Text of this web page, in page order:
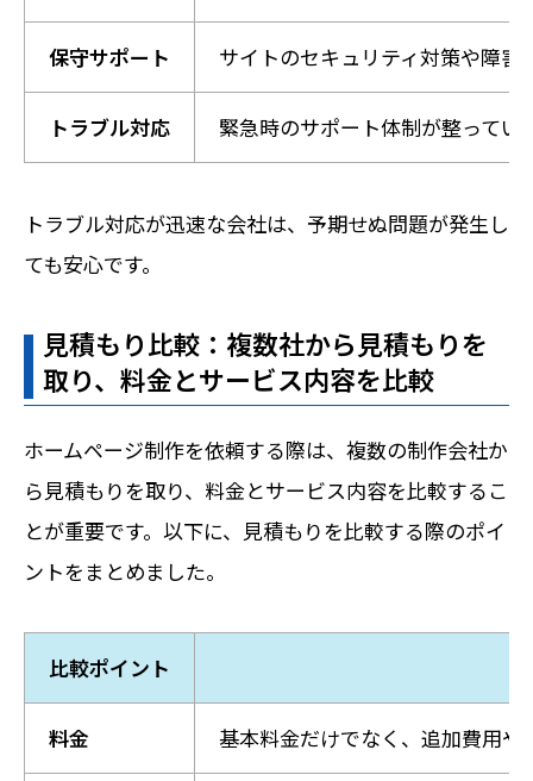
保守サポート サイトのセキュリティ対策や障
トラブル対応 緊急時のサポート体制が整って
トラブル対応が迅速な会社は、予期せぬ問題が発生し
ても安心です。
見積もり比較：複数社から見積もりを
取り、料金とサービス内容を比較
ホームページ制作を依頼する際は、複数の制作会社か
ら見積もりを取り、料金とサービス内容を比較するこ
とが重要です。以下に、見積もりを比較する際のポイ
ントをまとめました。
比較ポイント
料金 基本料金だけでなく、追加費用